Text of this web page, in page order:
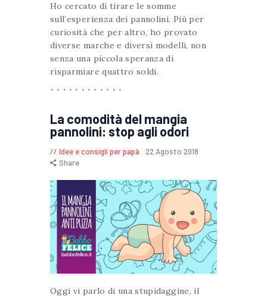
Ho cercato di tirare le somme
sull’esperienza dei pannolini. Più per
curiosità che per altro, ho provato
diverse marche e diversi modelli, non
senza una piccola speranza di
risparmiare quattro soldi.
La comodità del mangia
pannolini: stop agli odori
Idee e consigli per papà
22 Agosto 2018
Share
Oggi vi parlo di una stupidaggine, il